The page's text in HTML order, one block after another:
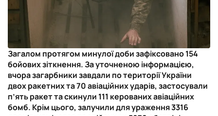
Загалом протягом минулої доби зафіксовано 154
бойових зіткнення. За уточненою інформацією,
вчора загарбники завдали по території України
двох ракетних та 70 авіаційних ударів, застосували
п’ять ракет та скинули 111 керованих авіаційних
бомб. Крім цього, залучили для ураження 3316